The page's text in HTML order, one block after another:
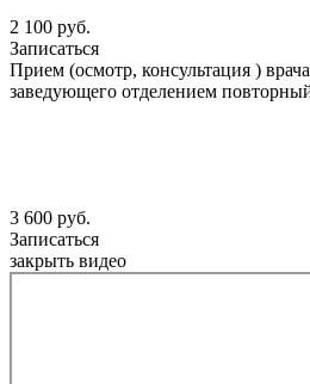
2 100 руб.
Записаться
Прием (осмотр, консультация )
заведующего отделением
3 600 руб.
Записаться
закрыть видео